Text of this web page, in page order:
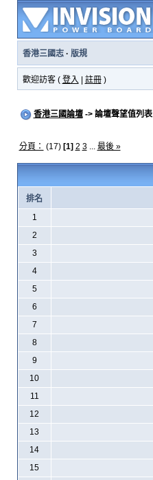
香港三國志· 版規
歡迎訪客 ( 登入 註冊)
香港三國論壇-> 論壇聲望值列表
分頁： (17) [1] 2 3... 最後 »
排名
1
2
3
4
5
6
7
8
9
10
11
12
13
14
15